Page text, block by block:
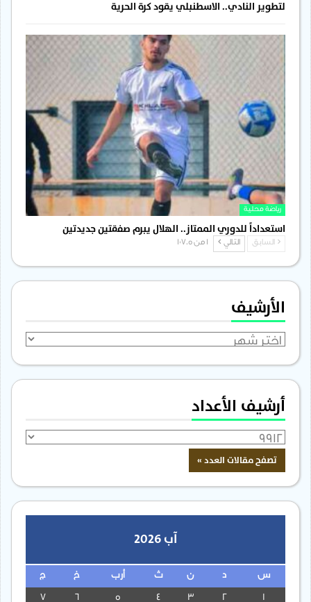
لتطوير النادي.. الاسطنبلي يقود كرة الحرية
رياضة محلية
استعداداً للدوري الممتاز.. الهلال يبرم صفقتين جديدتين
السابق التالي
الأرشيف
الأرشيف
أرشيف الأعداد
آب 2026
س ن ث أرب خ ج
3